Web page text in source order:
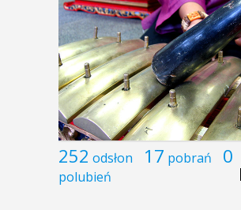
252 odsłon 17 pobrań 0
polubień